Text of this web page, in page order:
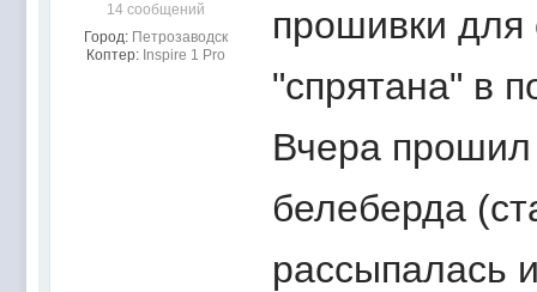
14 сообщений
Город: Петрозаводск
Коптер: Inspire 1 Pro
прошивки
"спрятана" в
Вчера прошил
белеберда
рассыпалась